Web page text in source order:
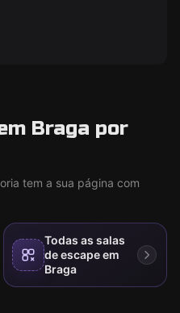
Braga por
tem a sua página com
Todas as salas
de escape em
Braga